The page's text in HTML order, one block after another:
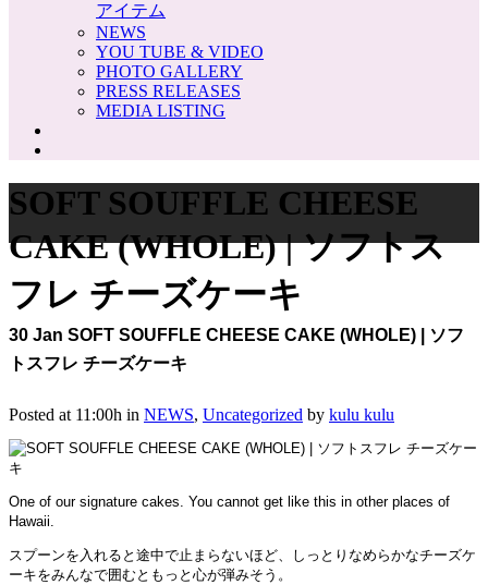
アイテム
NEWS
YOU TUBE & VIDEO
PHOTO GALLERY
PRESS RELEASES
MEDIA LISTING
SOFT SOUFFLE CHEESE
CAKE (WHOLE) | ソフトス
フレ チーズケーキ
30 Jan SOFT SOUFFLE CHEESE CAKE (WHOLE) | ソフ
トスフレ チーズケーキ
Posted at 11:00h in NEWS, Uncategorized by kulu kulu
One of our signature cakes. You cannot get like this in other places of
Hawaii.
スプーンを入れると途中で止まらないほど、しっとりなめらかなチーズケ
ーキをみんなで囲むともっと心が弾みそう。